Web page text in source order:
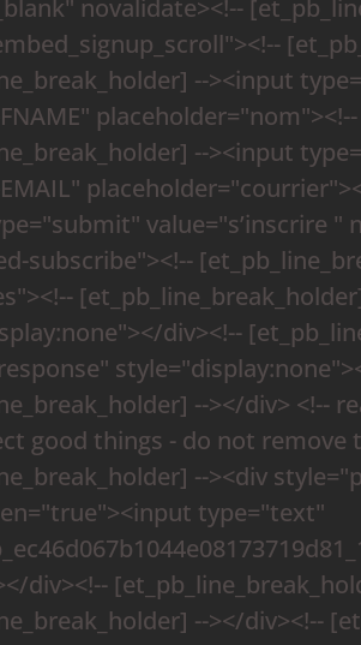
novalidate><!--
--><input
--><input
value="s’inscrire "
subscribe"><!--
div><!--
--></div> <!--
good things - do not remove
--><div
type="text"
div><!--
--></div><!--